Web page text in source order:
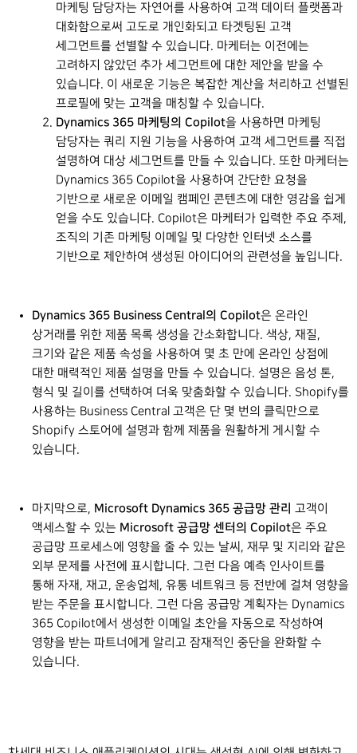
마케팅 담당자는 자연어를 사용하여 고객 데이터 플랫폼과
대화함으로써 고도로 개인화되고 타겟팅된 고객
세그먼트를 선별할 수 있습니다. 마케터는 이전에는
고려하지 않았던 추가 세그먼트에 대한 제안을 받을 수
있습니다. 이 새로운 기능은 복잡한 계산을 처리하고 선별된
프로필에 맞는 고객을 매칭할 수 있습니다.
Dynamics 365 마케팅의 Copilot을 사용하면 마케팅
담당자는 쿼리 지원 기능을 사용하여 고객 세그먼트를 직접
설명하여 대상 세그먼트를 만들 수 있습니다. 또한 마케터는
Dynamics 365 Copilot을 사용하여 간단한 요청을
기반으로 새로운 이메일 캠페인 콘텐츠에 대한 영감을 쉽게
얻을 수도 있습니다. Copilot은 마케터가 입력한 주요 주제,
조직의 기존 마케팅 이메일 및 다양한 인터넷 소스를
기반으로 제안하여 생성된 아이디어의 관련성을 높입니다.
Dynamics 365 Business Central의 Copilot은 온라인
상거래를 위한 제품 목록 생성을 간소화합니다. 색상, 재질,
크기와 같은 제품 속성을 사용하여 몇 초 만에 온라인 상점에
대한 매력적인 제품 설명을 만들 수 있습니다. 설명은 음성 톤,
형식 및 길이를 선택하여 더욱 맞춤화할 수 있습니다. Shopify를
사용하는 Business Central 고객은 단 몇 번의 클릭만으로
Shopify 스토어에 설명과 함께 제품을 원활하게 게시할 수
있습니다.
마지막으로, Microsoft Dynamics 365 공급망 관리 고객이
액세스할 수 있는 Microsoft 공급망 센터의 Copilot은 주요
공급망 프로세스에 영향을 줄 수 있는 날씨, 재무 및 지리와 같은
외부 문제를 사전에 표시합니다. 그런 다음 예측 인사이트를
통해 자재, 재고, 운송업체, 유통 네트워크 등 전반에 걸쳐 영향을
받는 주문을 표시합니다. 그런 다음 공급망 계획자는 Dynamics
365 Copilot에서 생성한 이메일 초안을 자동으로 작성하여
영향을 받는 파트너에게 알리고 잠재적인 중단을 완화할 수
있습니다.